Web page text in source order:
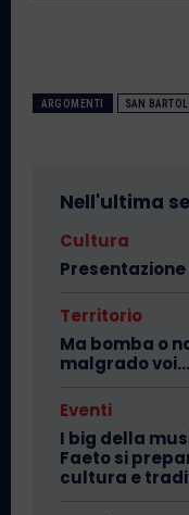
ARGOMENTI SAN
Nell'ultima
Cultura
Territorio
Ma bomba o
malgrado voi…
Eventi
I big della
Faeto si
cultura e